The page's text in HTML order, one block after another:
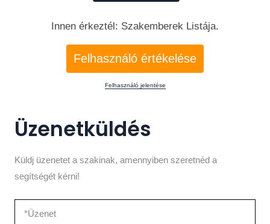
Innen érkeztél: Szakemberek Listája.
Felhasználó értékelése
Felhasználó jelentése
Üzenetküldés
Küldj üzenetet a szakinak, amennyiben szeretnéd a
segítségét kérni!